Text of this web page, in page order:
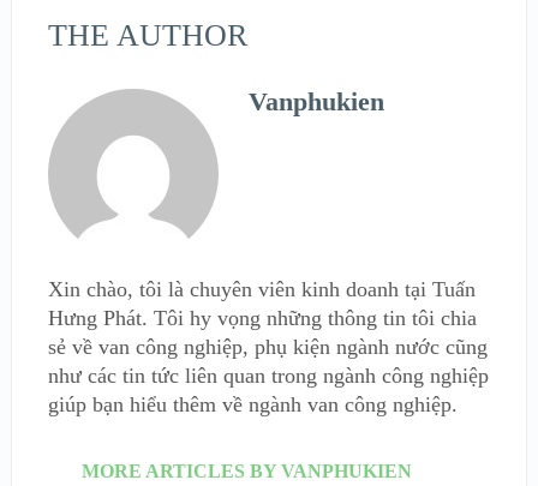
THE AUTHOR
Vanphukien
Xin chào, tôi là chuyên viên kinh doanh tại Tuấn
Hưng Phát. Tôi hy vọng những thông tin tôi chia
sẻ về van công nghiệp, phụ kiện ngành nước cũng
như các tin tức liên quan trong ngành công nghiệp
giúp bạn hiểu thêm về ngành van công nghiệp.
MORE ARTICLES BY VANPHUKIEN